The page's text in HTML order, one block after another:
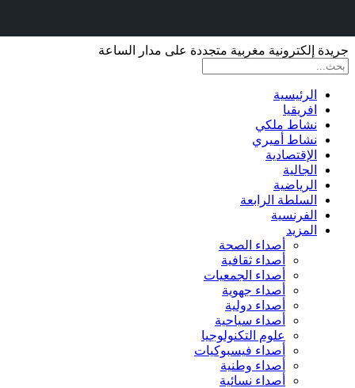
جريدة إلكترونية مغربية متجددة على مدار الساعة
الرئيسية
افريقيا
نشاط ملكي
نشاط أميري
الإقتصادية
الجالية
الرياضية
السلطة الرابعة
الفرنسية
المزيد
أصداء الصحة
أصداء ثقافية
أصداء الجمعيات
أصداء جهوية
أصداء دولية
أصداء سياحية
علوم التكنولوجيا
أصداء فيسبوكيات
أصداء وطنية
أصداء نسائية